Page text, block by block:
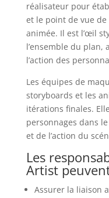
réalisateur pour
et le point de vue de
animée. Il est l’œil
l’ensemble du plan,
l’action des
Les équipes de
storyboards et les
itérations finales.
personnages dans
et de l’action du
Les
Artist
Assurer la liaison